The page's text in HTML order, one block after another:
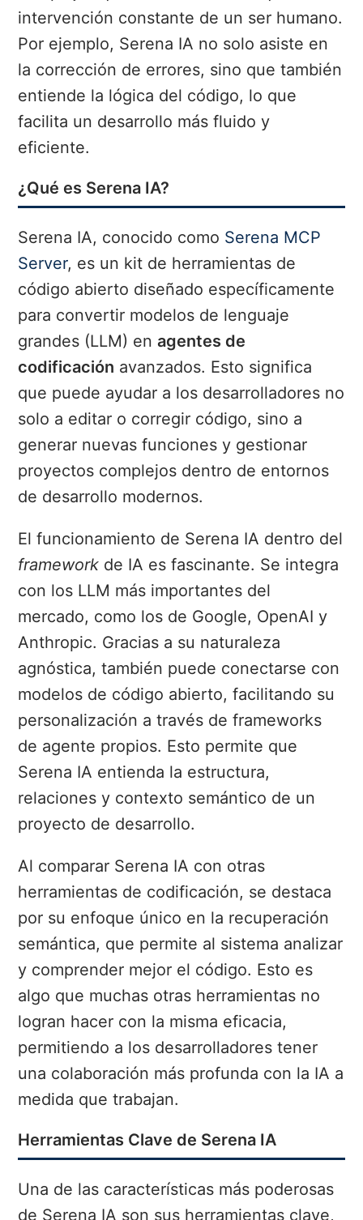
intervención constante de un ser humano.
Por ejemplo, Serena IA no solo asiste en
la corrección de errores, sino que también
entiende la lógica del código, lo que
facilita un desarrollo más fluido y
eficiente.
¿Qué es Serena IA?
Serena IA, conocido como Serena MCP
Server, es un kit de herramientas de
código abierto diseñado específicamente
para convertir modelos de lenguaje
grandes (LLM) en agentes de
codificación avanzados. Esto significa
que puede ayudar a los desarrolladores no
solo a editar o corregir código, sino a
generar nuevas funciones y gestionar
proyectos complejos dentro de entornos
de desarrollo modernos.
El funcionamiento de Serena IA dentro del
framework de IA es fascinante. Se integra
con los LLM más importantes del
mercado, como los de Google, OpenAI y
Anthropic. Gracias a su naturaleza
agnóstica, también puede conectarse con
modelos de código abierto, facilitando su
personalización a través de frameworks
de agente propios. Esto permite que
Serena IA entienda la estructura,
relaciones y contexto semántico de un
proyecto de desarrollo.
Al comparar Serena IA con otras
herramientas de codificación, se destaca
por su enfoque único en la recuperación
semántica, que permite al sistema analizar
y comprender mejor el código. Esto es
algo que muchas otras herramientas no
logran hacer con la misma eficacia,
permitiendo a los desarrolladores tener
una colaboración más profunda con la IA a
medida que trabajan.
Herramientas Clave de Serena IA
Una de las características más poderosas
de Serena IA son sus herramientas clave,